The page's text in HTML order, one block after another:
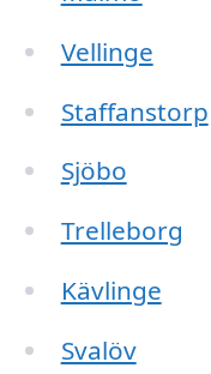
Vellinge
Staffanstorp
Sjöbo
Trelleborg
Kävlinge
Svalöv